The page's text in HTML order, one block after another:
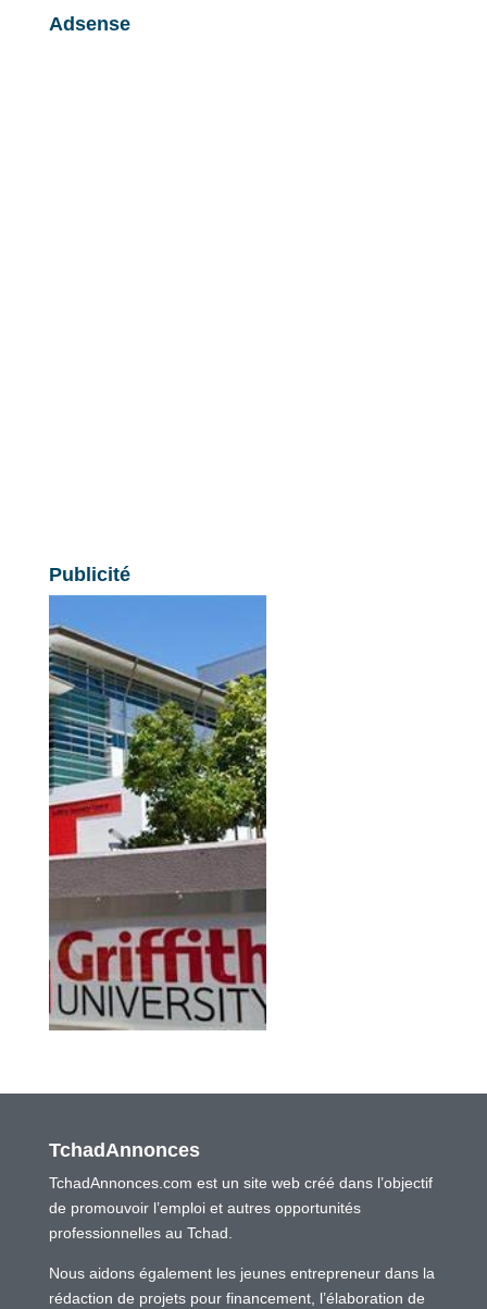
Adsense
Publicité
TchadAnnonces
TchadAnnonces.com est un site web créé dans l’objectif
de promouvoir l’emploi et autres opportunités
professionnelles au Tchad.
Nous aidons également les jeunes entrepreneur dans la
rédaction de projets pour financement, l’élaboration de